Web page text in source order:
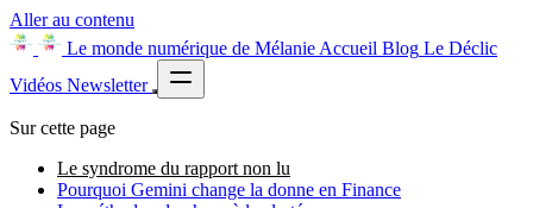
Aller au contenu
Le monde numérique de Mélanie Accueil Blog Le Déclic
Vidéos Newsletter
Sur cette page
Le syndrome du rapport non lu
Pourquoi Gemini change la donne en Finance